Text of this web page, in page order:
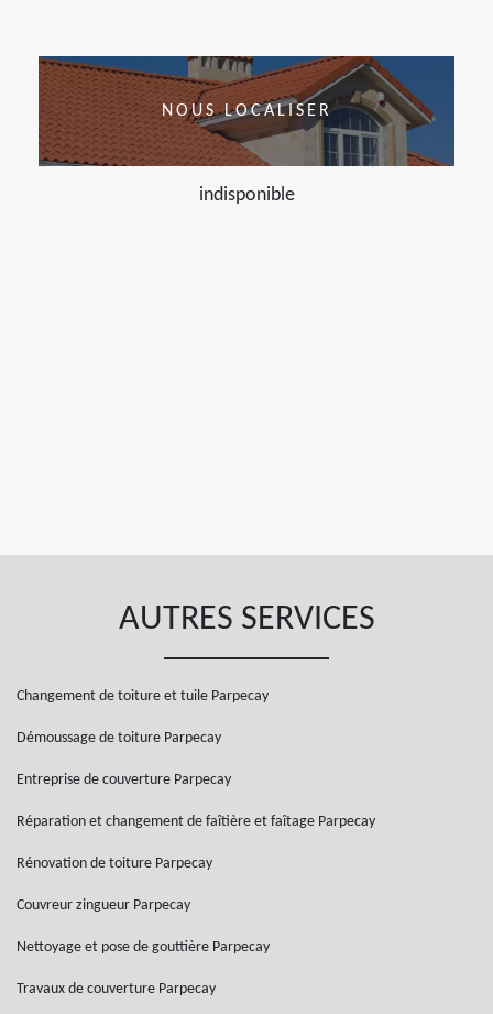
NOUS LOCALISER
indisponible
AUTRES SERVICES
Changement de toiture et tuile Parpecay
Démoussage de toiture Parpecay
Entreprise de couverture Parpecay
Réparation et changement de faîtière et faîtage Parpecay
Rénovation de toiture Parpecay
Couvreur zingueur Parpecay
Nettoyage et pose de gouttière Parpecay
Travaux de couverture Parpecay